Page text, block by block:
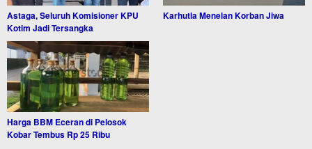
Astaga, Seluruh Komisioner KPU
Kotim Jadi Tersangka
Karhutla Menelan Korban Jiwa
Harga BBM Eceran di Pelosok
Kobar Tembus Rp 25 Ribu